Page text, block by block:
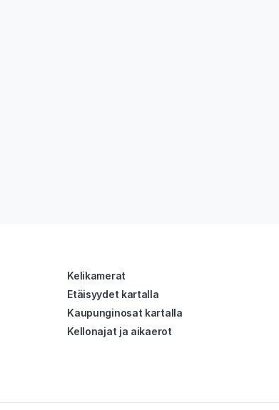
Kelikamerat
Etäisyydet kartalla
Kaupunginosat kartalla
Kellonajat ja aikaerot